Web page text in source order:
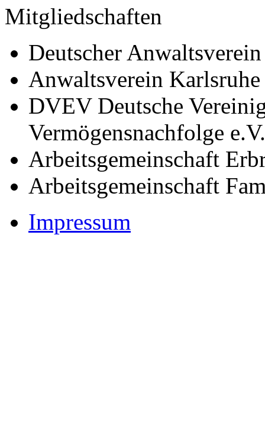
Mitgliedschaften
Deutscher
Anwaltsverein Karlsruhe
DVEV Deutsche
Vermögensnachfolge e.V.
Arbeitsgemeinschaft
Arbeitsgemeinschaft
Impressum